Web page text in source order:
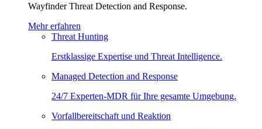
Wayfinder Threat Detection and Response.
Mehr erfahren
Threat Hunting
Erstklassige Expertise und Threat Intelligence.
Managed Detection and Response
24/7 Experten-MDR für Ihre gesamte Umgebung.
Vorfallbereitschaft und Reaktion